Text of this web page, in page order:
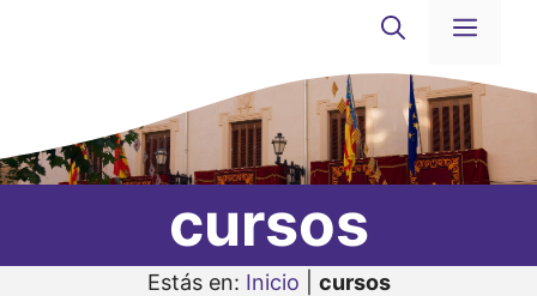
cursos
Estás en: Inicio cursos